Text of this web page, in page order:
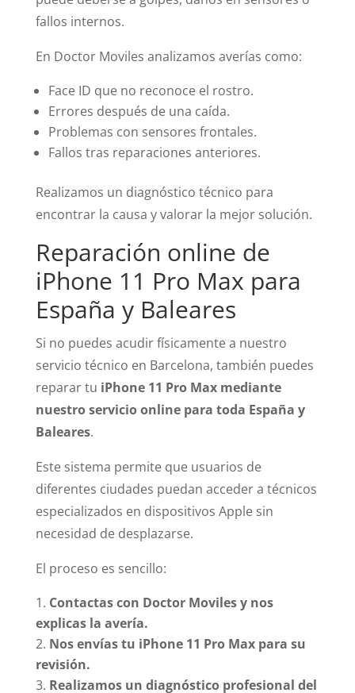
fallos internos.
En Doctor Moviles analizamos averías como:
Face ID que no reconoce el rostro.
Errores después de una caída.
Problemas con sensores frontales.
Fallos tras reparaciones anteriores.
Realizamos un diagnóstico técnico para
encontrar la causa y valorar la mejor solución.
Reparación online de
iPhone 11 Pro Max para
España y Baleares
Si no puedes acudir físicamente a nuestro
servicio técnico en Barcelona, también puedes
reparar tu iPhone 11 Pro Max mediante
nuestro servicio online para toda España y
Baleares.
Este sistema permite que usuarios de
diferentes ciudades puedan acceder a técnicos
especializados en dispositivos Apple sin
necesidad de desplazarse.
El proceso es sencillo:
Contactas con Doctor Moviles y nos
explicas la avería.
Nos envías tu iPhone 11 Pro Max para su
revisión.
Realizamos un diagnóstico profesional del